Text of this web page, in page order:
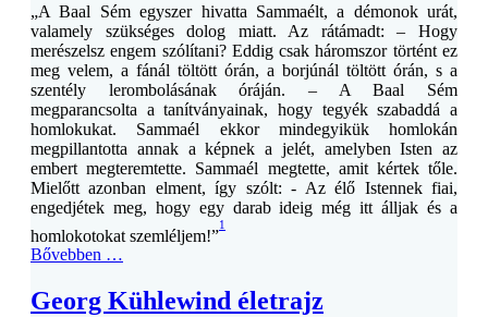
„A Baal Sém egyszer hivatta Sammaélt, a démonok urát,
valamely szükséges dolog miatt. Az rátámadt: – Hogy
merészelsz engem szólítani? Eddig csak háromszor történt ez
meg velem, a fánál töltött órán, a borjúnál töltött órán, s a
szentély lerombolásának óráján. – A Baal Sém
megparancsolta a tanítványainak, hogy tegyék szabaddá a
homlokukat. Sammaél ekkor mindegyikük homlokán
megpillantotta annak a képnek a jelét, amelyben Isten az
embert megteremtette. Sammaél megtette, amit kértek tőle.
Mielőtt azonban elment, így szólt: - Az élő Istennek fiai,
engedjétek meg, hogy egy darab ideig még itt álljak és a
homlokotokat szemléljem!”
1
Bővebben …
Georg Kühlewind életrajz